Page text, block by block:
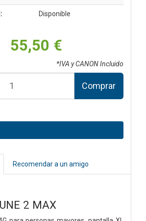
Disponible
55,50 €
*IVA y CANON Incluido
Comprar
Recomendar a un amigo
2 MAX